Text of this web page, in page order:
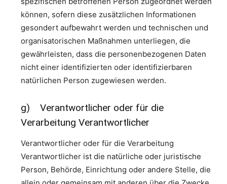
können, sofern diese zusätzlichen Informationen
gesondert aufbewahrt werden und technischen und
organisatorischen Maßnahmen unterliegen, die
gewährleisten, dass die personenbezogenen Daten
nicht einer identifizierten oder identifizierbaren
natürlichen Person zugewiesen werden.
g) Verantwortlicher oder für die
Verarbeitung Verantwortlicher
Verantwortlicher oder für die Verarbeitung
Verantwortlicher ist die natürliche oder juristische
Person, Behörde, Einrichtung oder andere Stelle, die